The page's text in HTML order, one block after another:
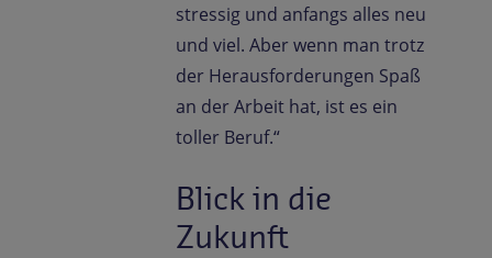
stressig und anfangs alles neu
und viel. Aber wenn man trotz
der Herausforderungen Spaß
an der Arbeit hat, ist es ein
toller Beruf.“
Blick in die
Zukunft